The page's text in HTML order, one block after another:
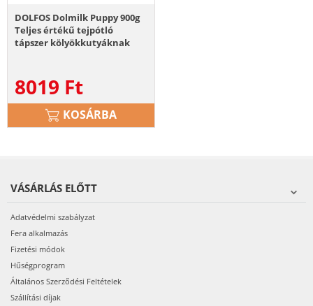
DOLFOS Dolmilk Puppy 900g
Teljes értékű tejpótló
tápszer kölyökkutyáknak
8019 Ft
KOSÁRBA
VÁSÁRLÁS ELŐTT
Adatvédelmi szabályzat
Fera alkalmazás
Fizetési módok
Hűségprogram
Általános Szerződési Feltételek
Szállítási díjak